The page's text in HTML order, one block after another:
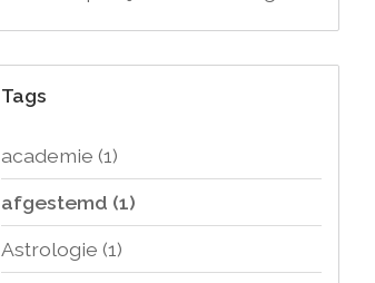
Tags
academie (1)
afgestemd (1)
Astrologie (1)